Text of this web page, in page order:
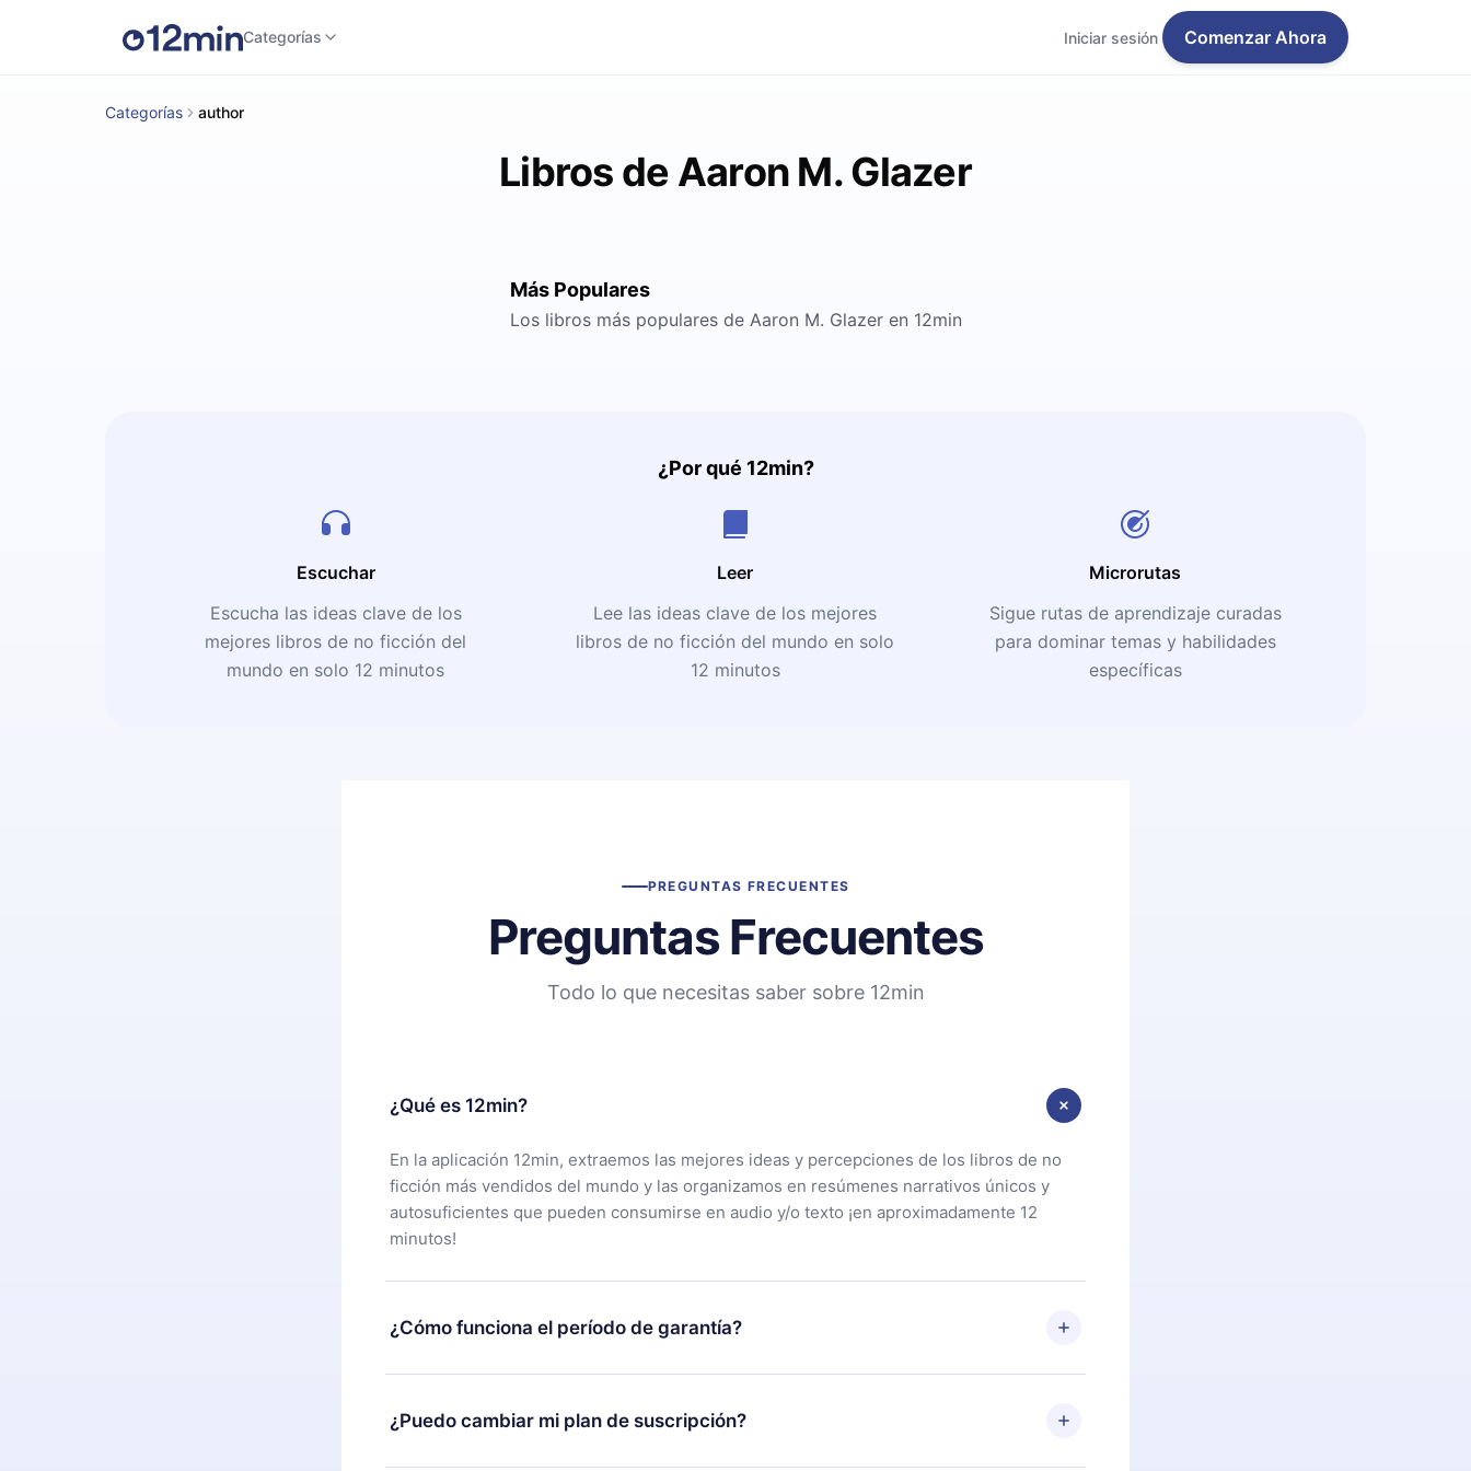
Categorías Iniciar sesión Comenzar Ahora
Categorías author
Libros de Aaron M. Glazer
Más Populares
Los libros más populares de Aaron M. Glazer en 12min
¿Por qué 12min?
Escuchar
Escucha las ideas clave de los
mejores libros de no ficción del
mundo en solo 12 minutos
Leer
Lee las ideas clave de los mejores
libros de no ficción del mundo en solo
12 minutos
Microrutas
Sigue rutas de aprendizaje curadas
para dominar temas y habilidades
específicas
PREGUNTAS FRECUENTES
Preguntas Frecuentes
Todo lo que necesitas saber sobre 12min
¿Qué es 12min?
En la aplicación 12min, extraemos las mejores ideas y percepciones de los libros de no
ficción más vendidos del mundo y las organizamos en resúmenes narrativos únicos y
autosuficientes que pueden consumirse en audio y/o texto ¡en aproximadamente 12
minutos!
¿Cómo funciona el período de garantía?
Puedes descargar nuestra aplicación y comenzar a disfrutar de nuestra biblioteca. Si por
alguna razón no estás satisfecho con nuestra plataforma, simplemente contacta a
nuestro equipo de soporte ( contacto@12min.com
¿Puedo cambiar mi plan de suscripción?